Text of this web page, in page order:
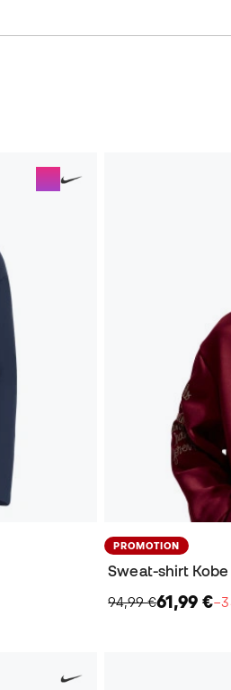
PROMOTION
Sweat-shirt
94,99 €61,99 €